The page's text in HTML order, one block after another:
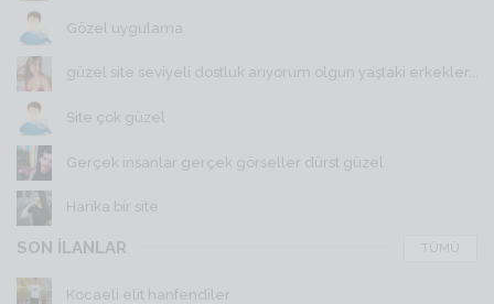
Gözel uygulama
güzel site seviyeli dostluk arıyorum olgun yaştaki erkekler...
Site çok güzel
Gerçek insanlar gerçek görseller dürst güzel
Harika bir site
SON İLANLAR TÜMÜ
Kocaeli elit hanfendiler